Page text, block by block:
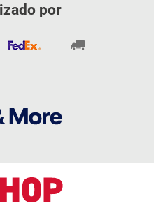
por